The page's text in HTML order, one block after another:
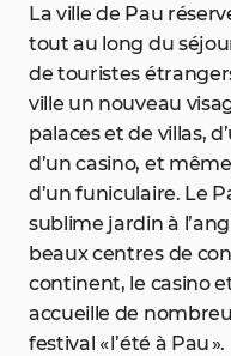
La ville de Pau
tout au long du
de touristes
ville un nouveau
palaces et de villas,
d’un casino, et
d’un funiculaire. Le
sublime jardin à
beaux centres de
continent, le casino
accueille de
festival « l’été à Pau ».